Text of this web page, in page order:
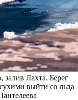
залив Лахта. Берег
выйти со льда